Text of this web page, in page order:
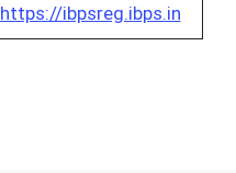
https://ibpsreg.ibps.in